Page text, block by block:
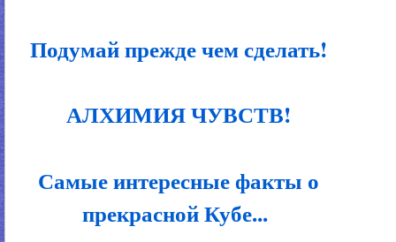
Подумай прежде чем сделать!
АЛХИМИЯ ЧУВСТВ!
Самые интересные факты о
прекрасной Кубе...